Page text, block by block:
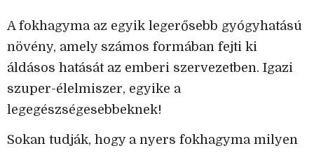
A fokhagyma az egyik legerősebb gyógyhatású
növény, amely számos formában fejti ki
áldásos hatását az emberi szervezetben. Igazi
szuper-élelmiszer, egyike a
legegészségesebbeknek!
Sokan tudják, hogy a nyers fokhagyma milyen